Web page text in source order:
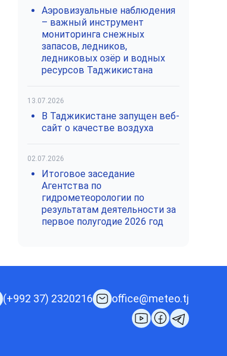
Аэровизуальные наблюдения
– важный инструмент
мониторинга снежных
запасов, ледников,
ледниковых озёр и водных
ресурсов Таджикистана
13.07.2026
В Таджикистане запущен веб-
сайт о качестве воздуха
02.07.2026
Итоговое заседание
Агентства по
гидрометеорологии по
результатам деятельности за
первое полугодие 2026 год
(+992 37) 2320216 office@meteo.tj